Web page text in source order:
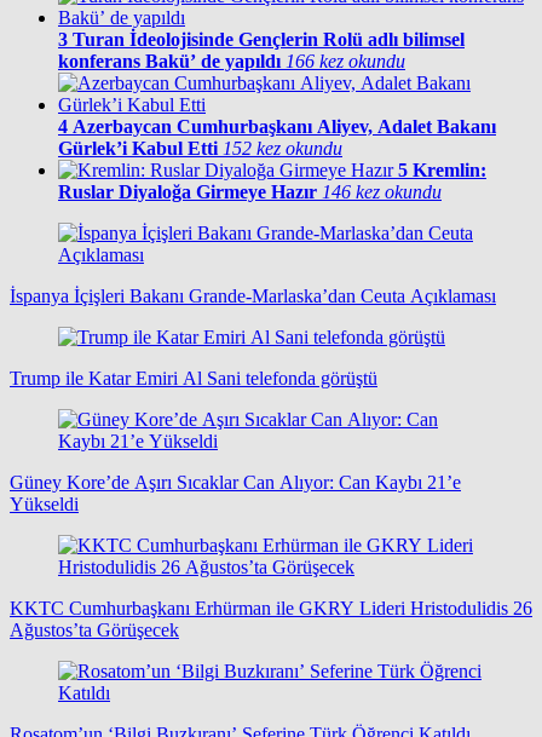
3 Turan İdeolojisinde Gençlerin Rolü adlı bilimsel
konferans Bakü’ de yapıldı 166 kez okundu
4 Azerbaycan Cumhurbaşkanı Aliyev, Adalet Bakanı
Gürlek’i Kabul Etti 152 kez okundu
5 Kremlin:
Ruslar Diyaloğa Girmeye Hazır 146 kez okundu
İspanya İçişleri Bakanı Grande-Marlaska’dan Ceuta Açıklaması
Trump ile Katar Emiri Al Sani telefonda görüştü
Güney Kore’de Aşırı Sıcaklar Can Alıyor: Can Kaybı 21’e
Yükseldi
KKTC Cumhurbaşkanı Erhürman ile GKRY Lideri Hristodulidis 26
Ağustos’ta Görüşecek